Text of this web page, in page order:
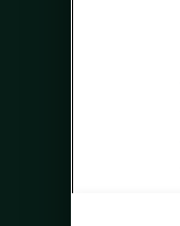
Škodan
Škoda 4×4 -
Škoda-